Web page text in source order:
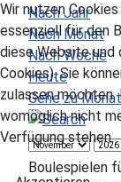
Nach Jahr
Nach Monat
Nach Woche
Heute
Gehe zu Monat
Boulespielen
Wir nutzen
essenziell für den
diese Website und
Cookies). Sie
zulassen
womöglich nicht
Verfügung stehen.